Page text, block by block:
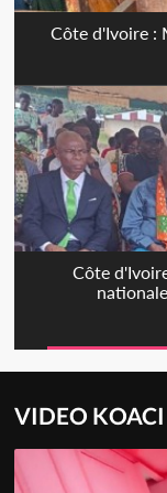
Côte d'Ivoire :
Côte
VIDEO